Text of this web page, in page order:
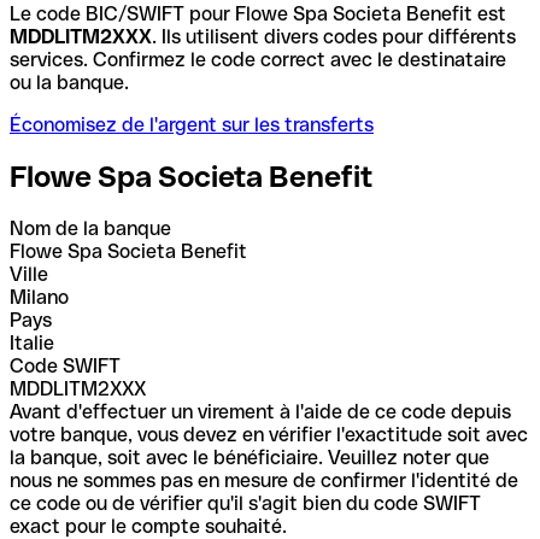
Le code BIC/SWIFT pour Flowe Spa Societa Benefit est
MDDLITM2XXX. Ils utilisent divers codes pour différents
services. Confirmez le code correct avec le destinataire
ou la banque.
Économisez de l'argent sur les transferts
Flowe Spa Societa Benefit
Nom de la banque
Flowe Spa Societa Benefit
Ville
Milano
Pays
Italie
Code SWIFT
MDDLITM2XXX
Avant d'effectuer un virement à l'aide de ce code depuis
votre banque, vous devez en vérifier l'exactitude soit avec
la banque, soit avec le bénéficiaire. Veuillez noter que
nous ne sommes pas en mesure de confirmer l'identité de
ce code ou de vérifier qu'il s'agit bien du code SWIFT
exact pour le compte souhaité.